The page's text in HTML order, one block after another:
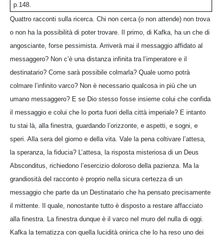
p.148.
Quattro racconti sulla ricerca. Chi non cerca (o non attende) non trova
o non ha la possibilità di poter trovare. Il primo, di Kafka, ha un che di
angosciante, forse pessimista. Arriverà mai il messaggio affidato al
messaggero? Non c’è una distanza infinita tra l’imperatore e il
destinatario? Come sarà possibile colmarla? Quale uomo potrà
colmare l’infinito varco? Non è necessario qualcosa in più che un
umano messaggero? E se Dio stesso fosse insieme colui che confida
il messaggio e colui che lo porta fuori della città imperiale? E intanto
tu stai là, alla finestra, guardando l’orizzonte, e aspetti, e sogni, e
speri. Alla sera del giorno e della vita. Vale la pena coltivare l’attesa,
la speranza, la fiducia? L’attesa, la risposta misteriosa di un Deus
Absconditus, richiedono l’esercizio doloroso della pazienza. Ma la
grandiosità del racconto è proprio nella sicura certezza di un
messaggio che parte da un Destinatario che ha pensato precisamente
il mittente. Il quale, nonostante tutto è disposto a restare affacciato
alla finestra. La finestra dunque è il varco nel muro del nulla di oggi.
Kafka la tematizza con quella lucidità onirica che lo ha reso uno dei